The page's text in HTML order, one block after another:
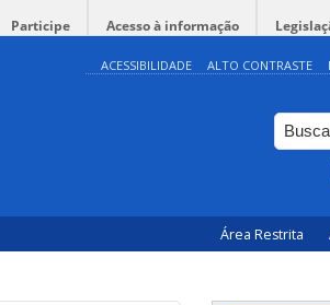
Participe Acesso à informação
ACESSIBILIDADE ALTO CONTRASTE
Área Restrita